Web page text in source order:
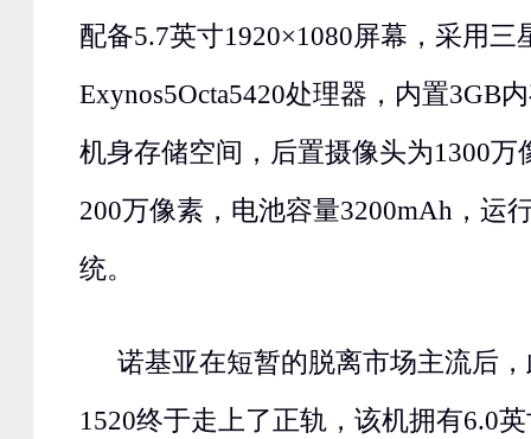
配备5.7英寸1920×1080屏幕，采用三
Exynos5Octa5420处理器，内置3GB
机身存储空间，后置摄像头为1300万
200万像素，电池容量3200mAh，运
统。
诺基亚在短暂的脱离市场主流后
1520终于走上了正轨，该机拥有6.0